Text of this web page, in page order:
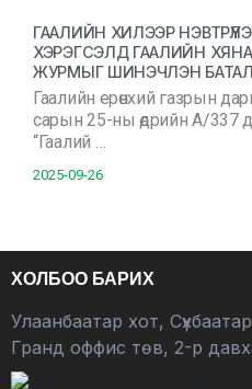
ГААЛИЙН ХИЛЭЭР
ХЭРЭГСЭЛД ГААЛИЙН
ЖУРМЫГ ШИНЭЧЛЭН
Гаалийн ерөнхий газрын
сарын 25-ны өдрийн А/337
“Гаалий …
2025-09-26
ХОЛБОО БАРИХ
Улаанбаатар хот, Сүхбаатар
Гранд оффис төв, 2-р